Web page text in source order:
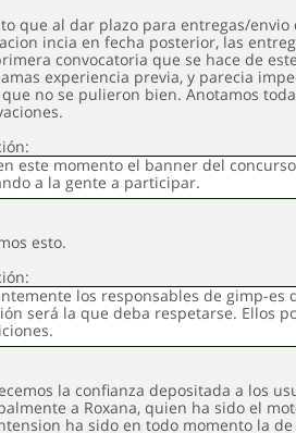
que al dar plazo para entregas/
incia en fecha posterior, las
convocatoria que se hace de
experiencia previa, y parecia
no se pulieron bien. Anotamos
este momento el banner del
a la gente a participar.
esto.
los responsables de gimp-es
será la que deba respetarse. Ellos
la confianza depositada a los
a Roxana, quien ha sido el
ha sido en todo momento la